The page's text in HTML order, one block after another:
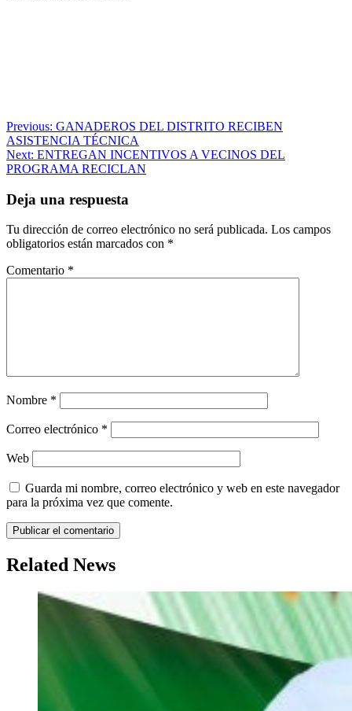
Navegación
de
entradas
Previous: GANADEROS DEL DISTRITO RECIBEN
ASISTENCIA TÉCNICA
Next: ENTREGAN INCENTIVOS A VECINOS DEL
PROGRAMA RECICLAN
Deja una respuesta
Tu dirección de correo electrónico no será publicada. Los campos
obligatorios están marcados con *
Comentario *
Nombre *
Correo electrónico *
Web
Guarda mi nombre, correo electrónico y web en este navegador
para la próxima vez que comente.
Related News